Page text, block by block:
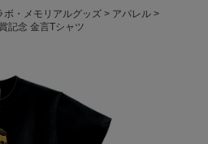
ボ・メモリアルグッズ
アパレル
記念 金言Tシャツ